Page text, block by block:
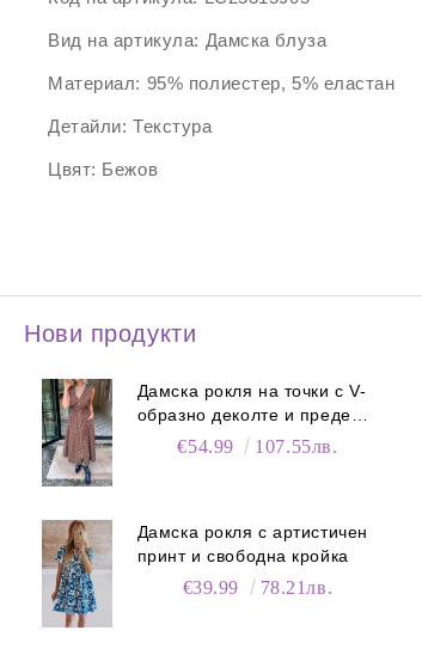
Вид на артикула: Дамска блуза
Материал: 95% полиестер, 5% еластан
Детайли: Текстура
Цвят: Бежов
Нови продукти
Дамска рокля на точки с V-
образно деколте и преден
€54.99 107.55лв.
Дамска рокля с артистичен
принт и свободна кройка
€39.99 78.21лв.